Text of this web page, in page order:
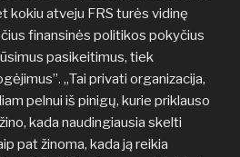
kokiu atveju FRS turės vidinę
finansinės politikos pokyčius
pasikeitimus, tiek
„Tai privati organizacija,
pelnui iš pinigų, kurie priklauso
kada naudingiausia skelti
pat žinoma, kada ją reikia